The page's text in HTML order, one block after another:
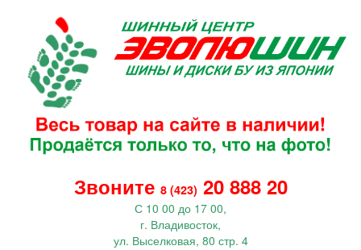
Звоните 8 (423) 20 888 20
С 10 00 до 17 00,
г. Владивосток,
ул. Выселковая, 80 стр. 4